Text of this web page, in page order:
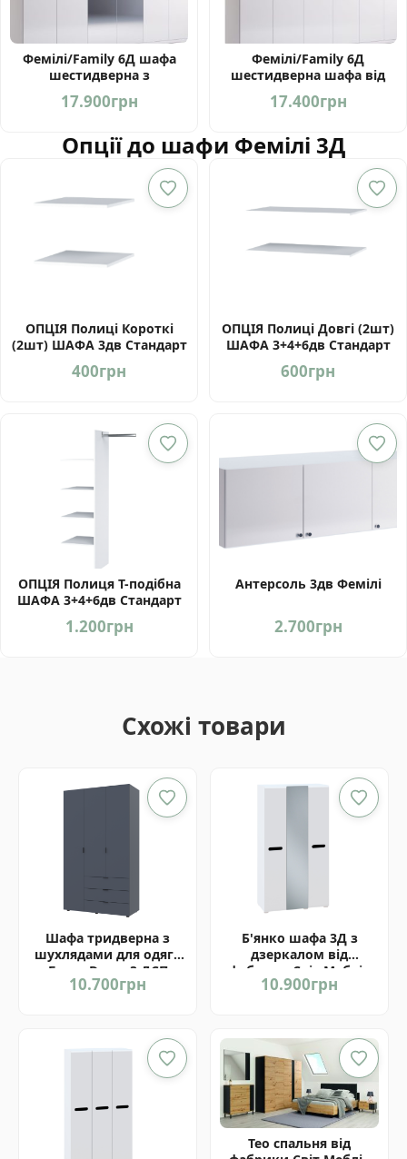
Фемілі/Family 6Д шафа
шестидверна з
дзеркалами від Миро
Марк Україна
17.900грн
Фемілі/Family 6Д
шестидверна шафа від
фабрики Миро Марк
Укоаїна
17.400грн
Опції до шафи Фемілі 3Д
ОПЦІЯ Полиці Короткі
(2шт) ШАФА 3дв Стандарт
400грн
ОПЦІЯ Полиці Довгі (2шт)
ШАФА 3+4+6дв Стандарт
600грн
ОПЦІЯ Полиця Т-подібна
ШАФА 3+4+6дв Стандарт
1.200грн
Антерсоль 3дв Фемілі
2.700грн
Схожі товари
Шафа тридверна з
шухлядами для одягу
Гелар Doros 3 ДСП
білий, сонома, графіт,
10.700грн
Б'янко шафа 3Д з
дзеркалом від
фабрики Світ Меблів
Україна
10.900грн
Тео спальня від